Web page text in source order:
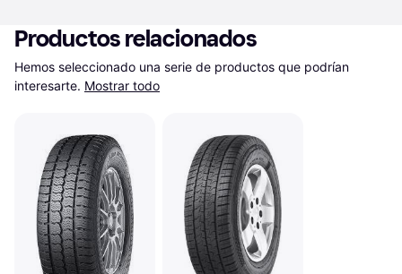
Productos relacionados
Hemos seleccionado una serie de productos que podrían
interesarte. Mostrar todo